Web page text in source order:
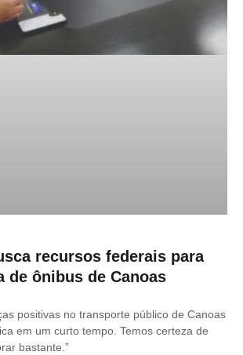
recursos federais para
de ônibus de Canoas
positivas no transporte público de Canoas
em um curto tempo. Temos certeza de
bastante.”